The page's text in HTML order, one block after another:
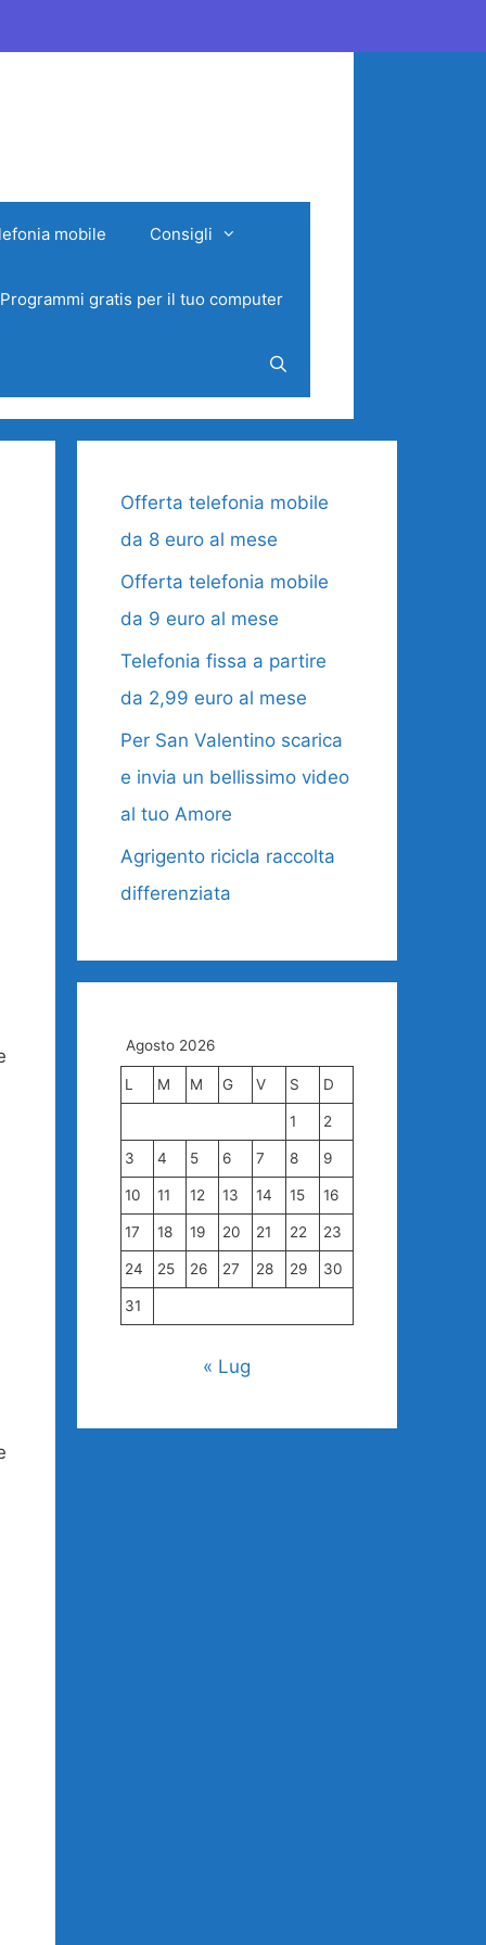
mobile Consigli
Programmi gratis per il tuo computer
Offerta telefonia mobile
da 8 euro al mese
Offerta telefonia mobile
da 9 euro al mese
Telefonia fissa a partire
da 2,99 euro al mese
Per San Valentino scarica
e invia un bellissimo video
al tuo Amore
Agrigento ricicla raccolta
differenziata
Agosto 2026
L M M G V S D
1 2
3 4 5 6 7 8 9
10 11 12 13 14 15 16
17 18 19 20 21 22 23
24 25 26 27 28 29 30
31
« Lug